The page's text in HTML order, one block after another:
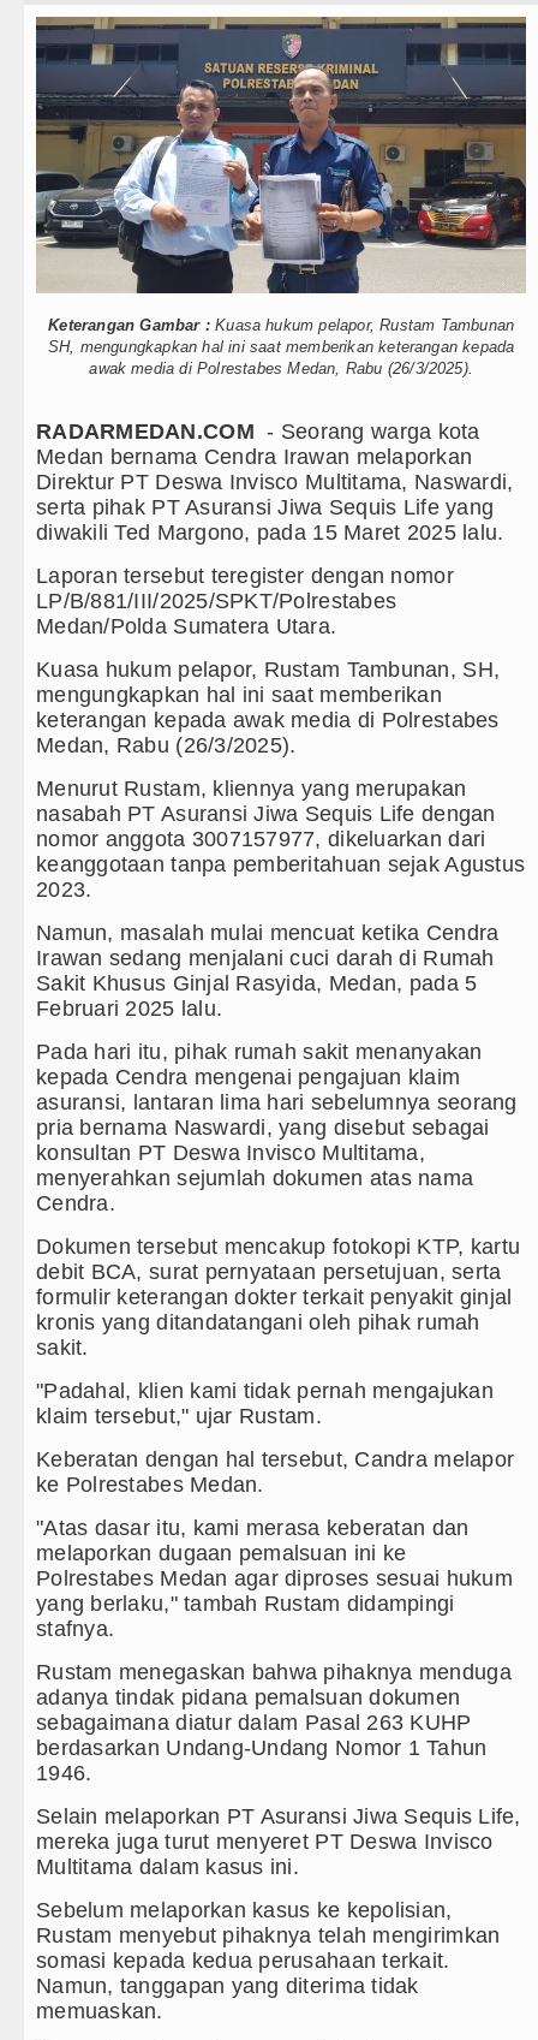
Internasional
Wisata
TIPS dan TRIK
+ Lainnya
Kuliner
Ringkus Pelaku Curanmor di Tebing Tinggi
di Anfield Minggu 9 Agustus 2026 Pukul
Persahabatan di Seoul Minggu 9 Agustus
Slam Tenis US Open 2026 untuk Lanjutkan
di Laga Persahabatan di Perth
Main Imbang Laga Persahabatan di Swedia
Persahabatan di GBK Jakarta
Gelar Turnamen Catur Antar Wartawan, Ajang
Kepala Daerah se-Kepulauan Nias Percepat
Dirasakan Masyarakat Lewat Peningkatan
Ringkus Pelaku Curanmor di Tebing Tinggi
di Anfield Minggu 9 Agustus 2026 Pukul
Persahabatan di Seoul Minggu 9 Agustus
Slam Tenis US Open 2026 untuk Lanjutkan
di Laga Persahabatan di Perth
Main Imbang Laga Persahabatan di Swedia
Persahabatan di GBK Jakarta
Gelar Turnamen Catur Antar Wartawan, Ajang
Kepala Daerah se-Kepulauan Nias Percepat
Dirasakan Masyarakat Lewat Peningkatan
di Anfield Minggu 9 Agustus 2026 Pukul
Persahabatan di Seoul Minggu 9 Agustus
Slam Tenis US Open 2026 untuk Lanjutkan
di Laga Persahabatan di Perth
Keterangan Gambar :Kuasa hukum pelapor, Rustam Tambunan
SH, mengungkapkan hal ini saat memberikan keterangan kepada
awak media di Polrestabes Medan, Rabu (26/3/2025).
RADARMEDAN.COM - Seorang warga kota
Medan bernama Cendra Irawan melaporkan
Direktur PT Deswa Invisco Multitama, Naswardi,
serta pihak PT Asuransi Jiwa Sequis Life yang
diwakili Ted Margono, pada 15 Maret 2025 lalu.
Laporan tersebut teregister dengan nomor
LP/B/881/III/2025/SPKT/Polrestabes
Medan/Polda Sumatera Utara.
Kuasa hukum pelapor, Rustam Tambunan, SH,
mengungkapkan hal ini saat memberikan
keterangan kepada awak media di Polrestabes
Medan, Rabu (26/3/2025).
Menurut Rustam, kliennya yang merupakan
nasabah PT Asuransi Jiwa Sequis Life dengan
nomor anggota 3007157977, dikeluarkan dari
keanggotaan tanpa pemberitahuan sejak Agustus
2023.
Namun, masalah mulai mencuat ketika Cendra
Irawan sedang menjalani cuci darah di Rumah
Sakit Khusus Ginjal Rasyida, Medan, pada 5
Februari 2025 lalu.
Pada hari itu, pihak rumah sakit menanyakan
kepada Cendra mengenai pengajuan klaim
asuransi, lantaran lima hari sebelumnya seorang
pria bernama Naswardi, yang disebut sebagai
konsultan PT Deswa Invisco Multitama,
menyerahkan sejumlah dokumen atas nama
Cendra.
Dokumen tersebut mencakup fotokopi KTP, kartu
debit BCA, surat pernyataan persetujuan, serta
formulir keterangan dokter terkait penyakit ginjal
kronis yang ditandatangani oleh pihak rumah
sakit.
"Padahal, klien kami tidak pernah mengajukan
klaim tersebut," ujar Rustam.
Keberatan dengan hal tersebut, Candra melapor
ke Polrestabes Medan.
"Atas dasar itu, kami merasa keberatan dan
melaporkan dugaan pemalsuan ini ke
Polrestabes Medan agar diproses sesuai hukum
yang berlaku," tambah Rustam didampingi
stafnya.
Rustam menegaskan bahwa pihaknya menduga
adanya tindak pidana pemalsuan dokumen
sebagaimana diatur dalam Pasal 263 KUHP
berdasarkan Undang-Undang Nomor 1 Tahun
1946.
Selain melaporkan PT Asuransi Jiwa Sequis Life,
mereka juga turut menyeret PT Deswa Invisco
Multitama dalam kasus ini.
Sebelum melaporkan kasus ke kepolisian,
Rustam menyebut pihaknya telah mengirimkan
somasi kepada kedua perusahaan terkait.
Namun, tanggapan yang diterima tidak
memuaskan.